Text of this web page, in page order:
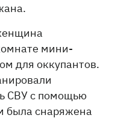
мини-
для оккупантов.
СВУ с помощью
была снаряжена